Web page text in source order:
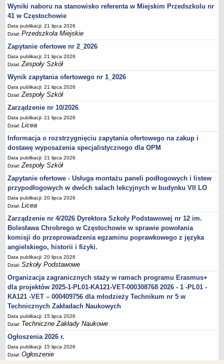
Wyniki naboru na stanowisko referenta w Miejskim Przedszkolu nr
41 w Częstochowie
Data publikacji: 21 lipca 2026
Dział:Przedszkola Miejskie
Zapytanie ofertowe nr 2_2026
Data publikacji: 21 lipca 2026
Dział:Zespoły Szkół
Wynik zapytania ofertowego nr 1_2026
Data publikacji: 21 lipca 2026
Dział:Zespoły Szkół
Zarządzenie nr 10/2026
Data publikacji: 21 lipca 2026
Dział:Licea
Informacja o rozstrzygnięciu zapytania ofertowego na zakup i
dostawę wyposażenia specjalistycznego dla OPM
Data publikacji: 21 lipca 2026
Dział:Zespoły Szkół
Zapytanie ofertowe - Usługa montażu paneli podłogowych i listew
przypodłogowych w dwóch salach lekcyjnych w budynku VII LO
Data publikacji: 20 lipca 2026
Dział:Licea
Zarządzenie nr 4/2026 Dyrektora Szkoły Podstawowej nr 12 im.
Bolesława Chrobrego w Częstochowie w sprawie powołania
komisji do przeprowadzenia egzaminu poprawkowego z języka
angielskiego, historii i fizyki.
Data publikacji: 20 lipca 2026
Dział:Szkoły Podstawowe
Organizacja zagranicznych staży w ramach programu Erasmus+
dla projektów 2025-1-PL01-KA121-VET-000308768 2026 - 1 -PL01 -
KA121 -VET – 000409756 dla młodzieży Technikum nr 5 w
Technicznych Zakładach Naukowych
Data publikacji: 15 lipca 2026
Dział: Techniczne Zakłady Naukowe
Ogłoszenia 2026 r.
Data publikacji: 15 lipca 2026
Dział:Ogłoszenie